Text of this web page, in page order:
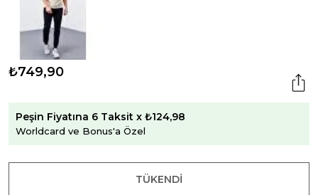
₺749,90
Peşin Fiyatına 6 Taksit x ₺124,98
Worldcard ve Bonus'a Özel
TÜKENDI